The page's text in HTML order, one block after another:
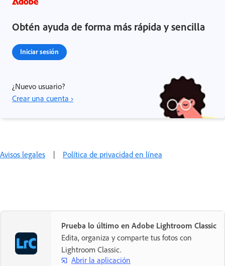
Obtén ayuda de forma más rápida y sencilla
Iniciar sesión
¿Nuevo usuario?
Crear una cuenta ›
Avisos legales | Política de privacidad en línea
Prueba lo último en Adobe Lightroom Classic
Edita, organiza y comparte tus fotos con
Lightroom Classic.
Abrir la aplicación